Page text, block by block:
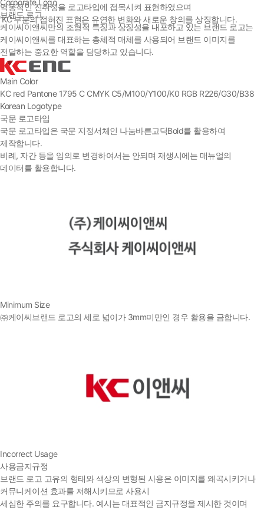
역동적인 진취성을 로고타입에 접목시켜 표현하였으며
'KC'부분의 접혀진 표현은 유연한 변화와 새로운 창의를 상징합니다.
Corporate Logo
브랜드 로고
케이씨이앤씨만의 조형적 특징과 상징성을 내포하고 있는 브랜드 로고는
케이씨이앤씨를 대표하는 총체적 매체를 사용되어 브랜드 이미지를
전달하는 중요한 역할을 담당하고 있습니다.
Main Color
KC red Pantone 1795 C CMYK C5/M100/Y100/K0 RGB R226/G30/B38
Korean Logotype
국문 로고타입
국문 로고타입은 국문 지정서체인 나눔바른고딕Bold를 활용하여
제작합니다.
비례, 자간 등을 임의로 변경하여서는 안되며 재생시에는 매뉴얼의
데이터를 활용합니다.
Minimum Size
㈜케이씨브랜드 로고의 세로 넓이가 3mm미만인 경우 활용을 금합니다.
Incorrect Usage
사용금지규정
브랜드 로고 고유의 형태와 색상의 변형된 사용은 이미지를 왜곡시키거나
커뮤니케이션 효과를 저해시키므로 사용시
세심한 주의를 요구합니다. 예시는 대표적인 금지규정을 제시한 것이며